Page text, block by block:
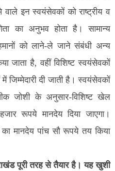
इन स्वयंसेवकों को राष्ट्रीय व
का अनुभव होता है। सामान्य
को लाने-ले जाने संबंधी अन्य
जाता है, वहीं विशिष्ट स्वयंसेवकों
दी जाती है। स्वयंसेवकों
जोशी के अनुसार-विशिष्ट खेल
रूपये मानदेय दिया जाएगा।
का मानदेय पांच सौ रूपये तय किया
पूरी तरह से तैयार है। यह खुशी